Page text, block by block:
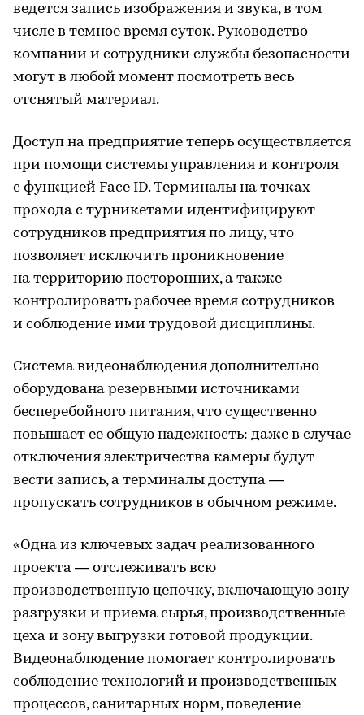
ведется запись изображения и звука, в том
числе в темное время суток. Руководство
компании и сотрудники службы безопасности
могут в любой момент посмотреть весь
отснятый материал.
Доступ на предприятие теперь осуществляется
при помощи системы управления и контроля
с функцией Face ID. Терминалы на точках
прохода с турникетами идентифицируют
сотрудников предприятия по лицу, что
позволяет исключить проникновение
на территорию посторонних, а также
контролировать рабочее время сотрудников
и соблюдение ими трудовой дисциплины.
Система видеонаблюдения дополнительно
оборудована резервными источниками
бесперебойного питания, что существенно
повышает ее общую надежность: даже в случае
отключения электричества камеры будут
вести запись, а терминалы доступа —
пропускать сотрудников в обычном режиме.
«Одна из ключевых задач реализованного
проекта — отслеживать всю
производственную цепочку, включающую зону
разгрузки и приема сырья, производственные
цеха и зону выгрузки готовой продукции.
Видеонаблюдение помогает контролировать
соблюдение технологий и производственных
процессов, санитарных норм, поведение